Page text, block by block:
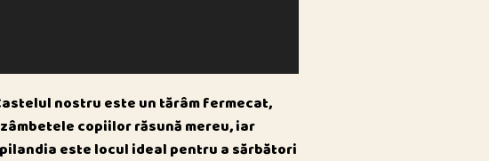
nostru este un tărâm fermecat,
copiilor răsună mereu, iar
este locul ideal pentru a sărbători